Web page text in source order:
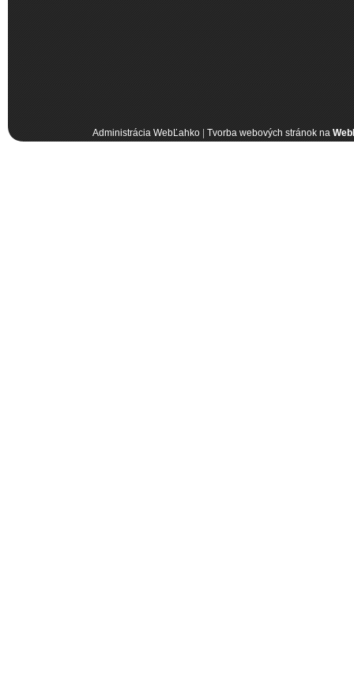
Administrácia WebĽahko| Tvorba webových stránok na